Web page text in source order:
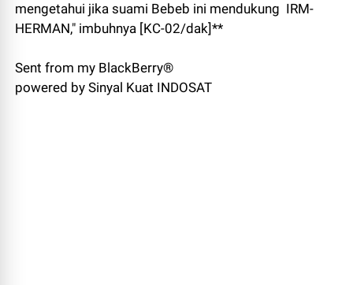
mengetahui jika suami Bebeb ini mendukung IRM-
HERMAN," imbuhnya [KC-02/dak]**
Sent from my BlackBerry®
powered by Sinyal Kuat INDOSAT